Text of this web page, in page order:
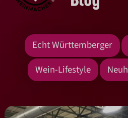
Echt Württemberger
Wein-Lifestyle